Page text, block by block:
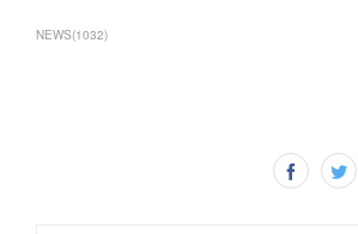
NEWS(1032)